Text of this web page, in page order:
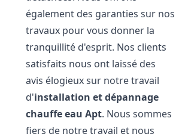
également des garanties sur nos
travaux pour vous donner la
tranquillité d'esprit. Nos clients
satisfaits nous ont laissé des
avis élogieux sur notre travail
d'installation et dépannage
chauffe eau Apt. Nous sommes
fiers de notre travail et nous